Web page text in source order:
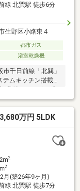
線 北巽駅 徒歩6分
生野区小路東４
都市ガス
浴室乾燥機
ムキッチン搭載■
現地案内お気軽
北三丁目店：徒歩
オン北巽店：徒歩3
万円 5LDK
2
2
月(築26年9ヶ月)
線 北巽駅 徒歩7分